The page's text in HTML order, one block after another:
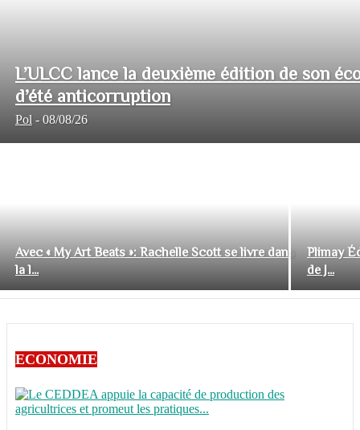
L’ULCC lance la deuxième édition de son
d’été anticorruption
Pol - 08/08/26
Avec « My Art Beats »: Rachelle Scott se livre dans
la l...
Plimay
de J...
ECONOMIE